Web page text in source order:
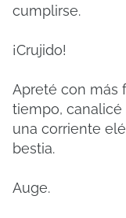
cumplirse.
¡Crujido!
Apreté con más
tiempo,
una corriente
bestia.
Auge.